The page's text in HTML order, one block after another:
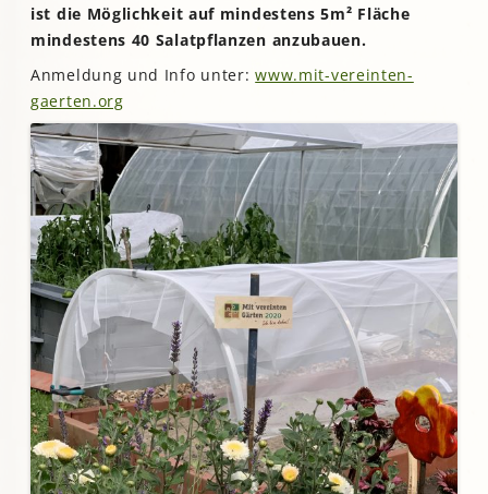
ist die Möglichkeit auf mindestens 5m² Fläche
mindestens 40 Salatpflanzen anzubauen.
Anmeldung und Info unter:www.mit-vereinten-
gaerten.org